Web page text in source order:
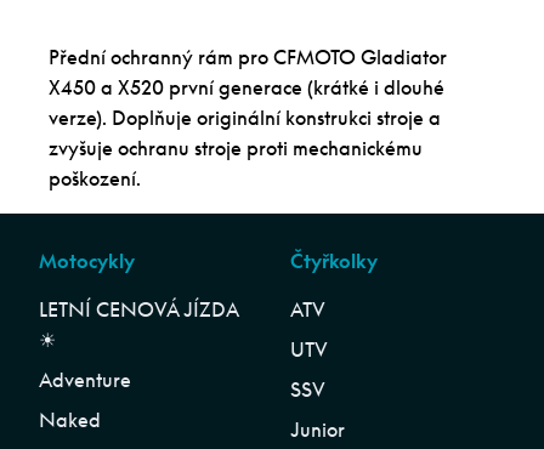
Přední ochranný rám pro CFMOTO Gladiator
X450 a X520 první generace (krátké i dlouhé
verze). Doplňuje originální konstrukci stroje a
zvyšuje ochranu stroje proti mechanickému
poškození.
Motocykly
LETNÍ CENOVÁ JÍZDA
☀︎
Adventure
Naked
Čtyřkolky
ATV
UTV
SSV
Junior